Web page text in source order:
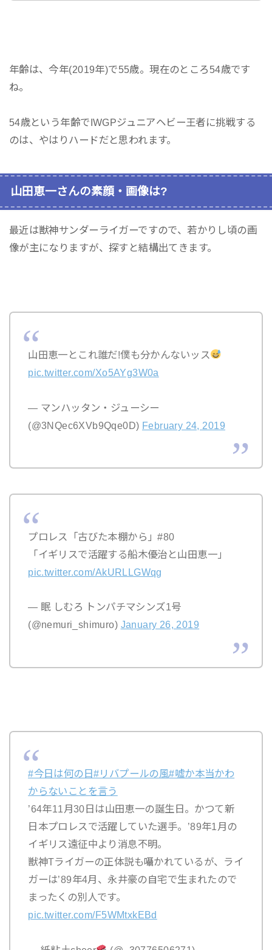
年齢は、今年(2019年)で55歳。現在のところ54歳です
ね。
54歳という年齢でIWGPジュニアヘビー王者に挑戦する
のは、やはりハードだと思われます。
山田恵一さんの素顔・画像は?
最近は獣神サンダーライガーですので、若かりし頃の画
像が主になりますが、探すと結構出てきます。
山田恵一とこれ誰だ!僕も分かんないッス
pic.twitter.com/Xo5AYg3W0a
— マンハッタン・ジューシー
(@3NQec6XVb9Qqe0D) February 24, 2019
プロレス「古びた本棚から」#80
「イギリスで活躍する船木優治と山田恵一」
pic.twitter.com/AkURLLGWqg
— 眠 しむろ トンパチマシンズ1号
(@nemuri_shimuro) January 26, 2019
#今日は何の日 #リバプールの風#嘘か本当かわ
からないことを言う
’64年11月30日は山田恵一の誕生日。かつて新
日本プロレスで活躍していた選手。’89年1月の
イギリス遠征中より消息不明。
獣神Tライガーの正体説も囁かれているが、ライ
ガーは’89年4月、永井豪の自宅で生まれたので
まったくの別人です。
pic.twitter.com/F5WMtxkEBd